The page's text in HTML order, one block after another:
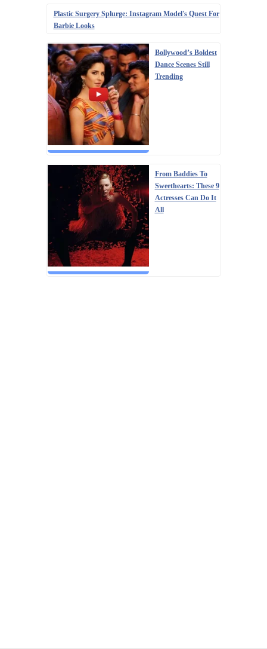
Plastic Surgery Splurge: Instagram Model's Quest For
Barbie Looks
Bollywood’s Boldest
Dance Scenes Still
Trending
From Baddies To
Sweethearts: These 9
Actresses Can Do It
All